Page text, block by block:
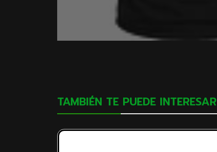
TAMBIÉN TE PUEDE INTERESAR